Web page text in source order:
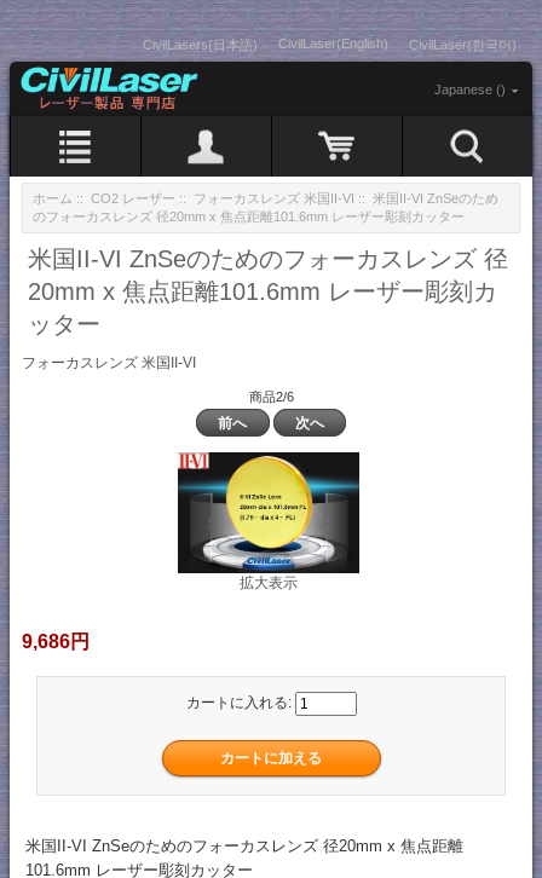
CivilLasers(日本語) CivilLaser(English) CivilLaser(한국어)
Japanese ()
ホーム :: CO2 レーザー :: フォーカスレンズ 米国II-VI :: 米国II-VI ZnSeのため
のフォーカスレンズ 径20mm x 焦点距離101.6mm レーザー彫刻カッター
米国II-VI ZnSeのためのフォーカスレンズ 径
20mm x 焦点距離101.6mm レーザー彫刻カ
ッター
フォーカスレンズ 米国II-VI
商品2/6
前へ 次へ
拡大表示
9,686円
カートに入れる:
米国II-VI ZnSeのためのフォーカスレンズ 径20mm x 焦点距離
101.6mm レーザー彫刻カッター